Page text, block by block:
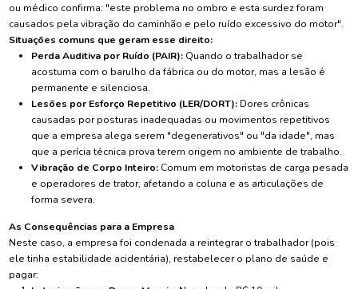
ou médico confirma: "este problema no ombro e esta surdez foram
causados pela vibração do caminhão e pelo ruído excessivo do motor".
Situações comuns que geram esse direito:
Perda Auditiva por Ruído (PAIR):Quando o trabalhador se
acostuma com o barulho da fábrica ou do motor, mas a lesão é
permanente e silenciosa.
Lesões por Esforço Repetitivo (LER/DORT):Dores crônicas
causadas por posturas inadequadas ou movimentos repetitivos
que a empresa alega serem "degenerativos" ou "da idade", mas
que a perícia técnica prova terem origem no ambiente de trabalho.
Vibração de Corpo Inteiro:Comum em motoristas de carga pesada
e operadores de trator, afetando a coluna e as articulações de
forma severa.
As Consequências para a Empresa
Neste caso, a empresa foi condenada a reintegrar o trabalhador (pois
ele tinha estabilidade acidentária), restabelecer o plano de saúde e
pagar: